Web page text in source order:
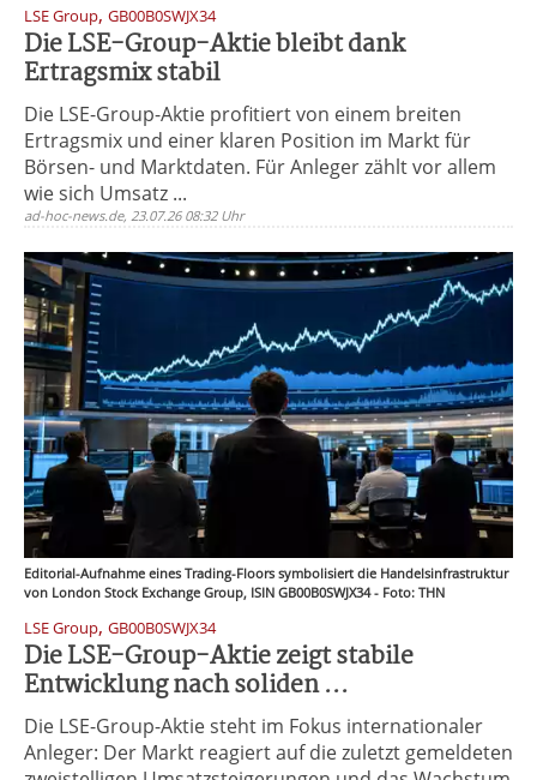
LSE Group, GB00B0SWJX34
Die LSE-Group-Aktie bleibt dank
Ertragsmix stabil
Die LSE-Group-Aktie profitiert von einem breiten
Ertragsmix und einer klaren Position im Markt für
Börsen- und Marktdaten. Für Anleger zählt vor allem
wie sich Umsatz ...
ad-hoc-news.de, 23.07.26 08:32 Uhr
Editorial-Aufnahme eines Trading-Floors symbolisiert die Handelsinfrastruktur
von London Stock Exchange Group, ISIN GB00B0SWJX34 - Foto: THN
LSE Group, GB00B0SWJX34
Die LSE-Group-Aktie zeigt stabile
Entwicklung nach soliden ...
Die LSE-Group-Aktie steht im Fokus internationaler
Anleger: Der Markt reagiert auf die zuletzt gemeldeten